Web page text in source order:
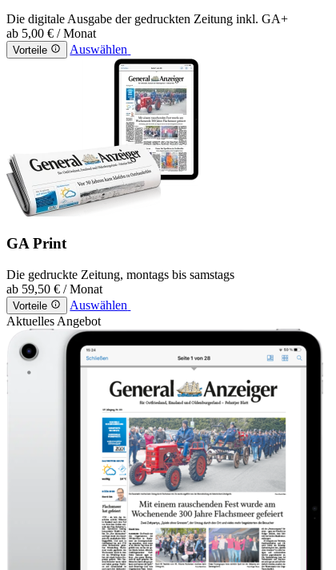
Die digitale Ausgabe der gedruckten Zeitung inkl. GA+
ab 5,00 € / Monat
Vorteile Auswählen
GA Print
Die gedruckte Zeitung, montags bis samstags
ab 59,50 € / Monat
Vorteile
Auswählen
Aktuelles Angebot